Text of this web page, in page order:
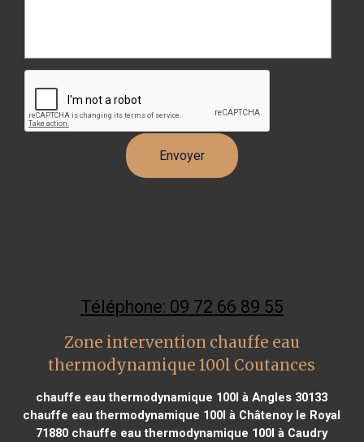
Téléphone: 09 72 66 89 55
Zone intervention chauffe eau
thermodynamique 100l Coutances
chauffe eau thermodynamique 100l à Angles 30133
chauffe eau thermodynamique 100l à Châtenoy le Royal
71880 chauffe eau thermodynamique 100l à Caudry